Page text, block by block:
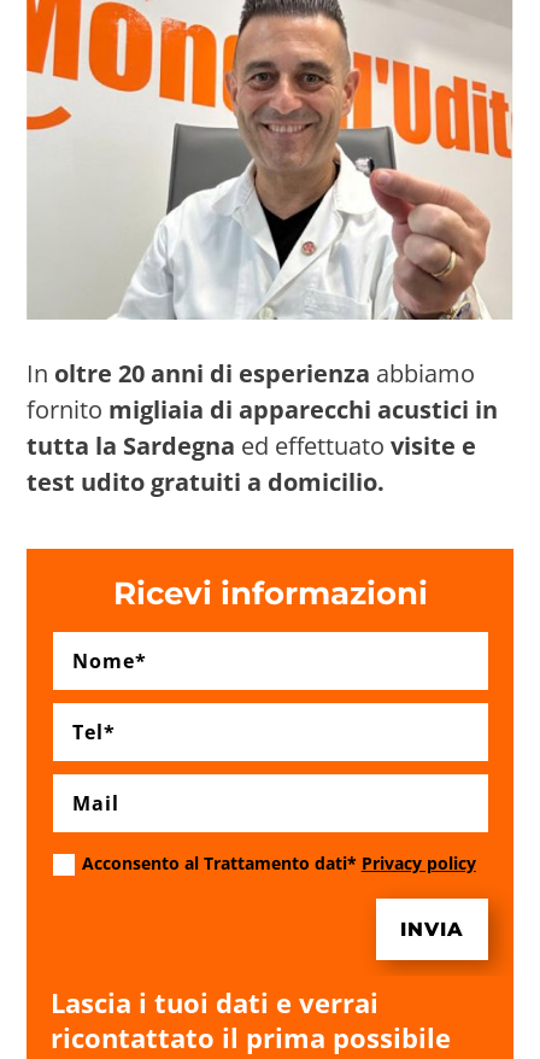
In oltre 20 anni di esperienza abbiamo
fornito migliaia di apparecchi acustici in
tutta la Sardegna ed effettuato visite e
test udito gratuiti a domicilio.
Ricevi informazioni
Acconsento al Trattamento dati* Privacy policy
INVIA
Lascia i tuoi dati e verrai
ricontattato il prima possibile